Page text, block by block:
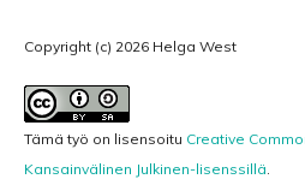
Copyright (c) 2026 Helga West
Tämä työ on lisensoitu Creative
Kansainvälinen Julkinen-lisenssillä